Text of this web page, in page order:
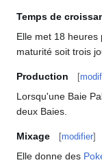
Temps de
Elle met 18
maturité soit trois
Production [
Lorsqu'une Baie
deux Baies.
Mixage [modifier]
Elle donne des